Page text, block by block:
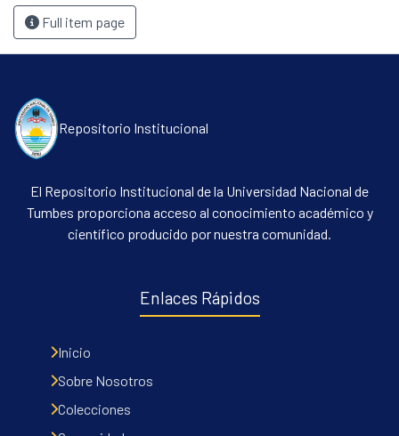
Full item page
Repositorio Institucional
El Repositorio Institucional de la Universidad Nacional de
Tumbes proporciona acceso al conocimiento académico y
científico producido por nuestra comunidad.
Enlaces Rápidos
Inicio
Sobre Nosotros
Colecciones